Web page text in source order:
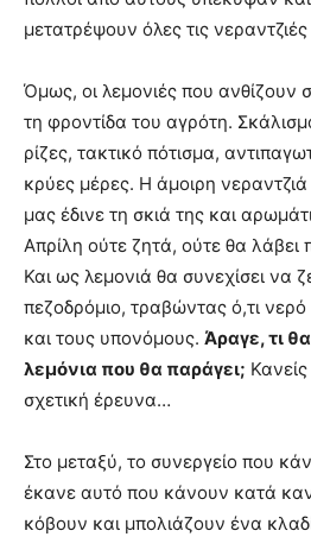
μετατρέψουν όλες τις
Όμως, οι λεμονιές που ανθίζουν
τη φροντίδα του αγρότη.
ρίζες, τακτικό πότισμα,
κρύες μέρες. Η άμοιρη
μας έδινε τη σκιά της και
Απρίλη ούτε ζητά, ούτε θα λάβει
Και ως λεμονιά θα συνεχίσει να
πεζοδρόμιο, τραβώντας ό,τι
και τους υπονόμους. Άραγε, τι
λεμόνια που θα παράγει;
σχετική έρευνα…
Στο μεταξύ, το συνεργείο που
έκανε αυτό που κάνουν κατά
κόβουν και μπολιάζουν ένα